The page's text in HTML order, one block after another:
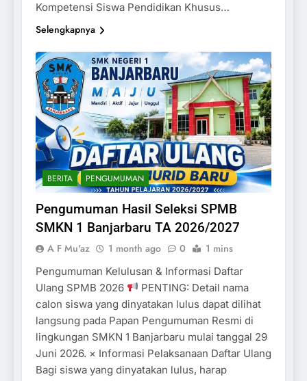
Kompetensi Siswa Pendidikan Khusus…
Selengkapnya
BERITA PENGUMUMAN
Pengumuman Hasil Seleksi SPMB
SMKN 1 Banjarbaru TA 2026/2027
A F Mu'az 1 month ago 0 1 mins
Pengumuman Kelulusan & Informasi Daftar
Ulang SPMB 2026
PENTING: Detail nama
calon siswa yang dinyatakan lulus dapat dilihat
langsung pada Papan Pengumuman Resmi di
lingkungan SMKN 1 Banjarbaru mulai tanggal 29
Juni 2026. × Informasi Pelaksanaan Daftar Ulang
Bagi siswa yang dinyatakan lulus, harap